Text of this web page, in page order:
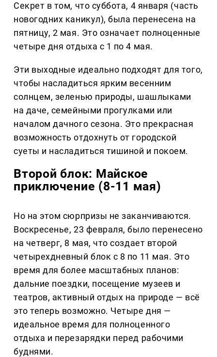
Секрет в том, что суббота, 4 января (часть
новогодних каникул), была перенесена на
пятницу, 2 мая. Это означает полноценные
четыре дня отдыха с 1 по 4 мая.
Эти выходные идеально подходят для того,
чтобы насладиться ярким весенним
солнцем, зеленью природы, шашлыками
на даче, семейными прогулками или
началом дачного сезона. Это прекрасная
возможность отдохнуть от городской
суеты и насладиться тишиной и покоем.
Второй блок: Майское
приключение (8-11 мая)
Но на этом сюрпризы не заканчиваются.
Воскресенье, 23 февраля, было перенесено
на четверг, 8 мая, что создает второй
четырехдневный блок с 8 по 11 мая. Это
время для более масштабных планов:
дальние поездки, посещение музеев и
театров, активный отдых на природе — всё
это теперь возможно. Четыре дня —
идеальное время для полноценного
отдыха и перезарядки перед рабочими
буднями.